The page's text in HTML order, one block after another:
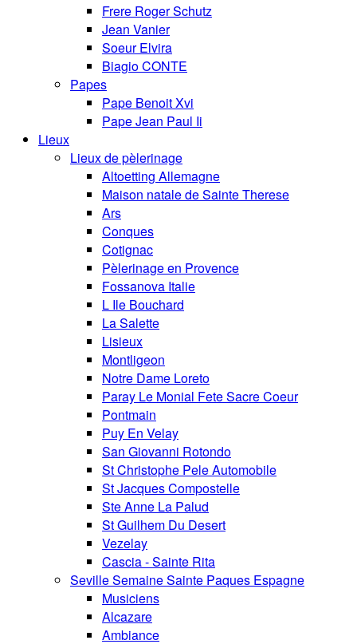
Frere Roger Schutz
Jean Vanier
Soeur Elvira
Biagio CONTE
Papes
Pape Benoit Xvi
Pape Jean Paul Ii
Lieux
Lieux de pèlerinage
Altoetting Allemagne
Maison natale de Sainte Therese
Ars
Conques
Cotignac
Pèlerinage en Provence
Fossanova Italie
L Ile Bouchard
La Salette
Lisieux
Montligeon
Notre Dame Loreto
Paray Le Monial Fete Sacre Coeur
Pontmain
Puy En Velay
San Giovanni Rotondo
St Christophe Pele Automobile
St Jacques Compostelle
Ste Anne La Palud
St Guilhem Du Desert
Vezelay
Cascia - Sainte Rita
Seville Semaine Sainte Paques Espagne
Musiciens
Alcazare
Ambiance